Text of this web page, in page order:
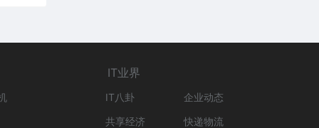
IT业界
IT八卦
企业动态
共享经济
快递物流